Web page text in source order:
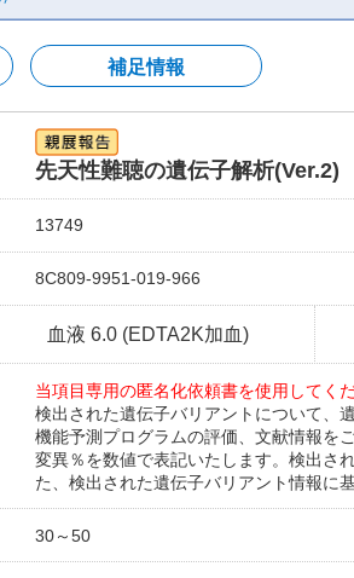
補足情報
先天性難聴の遺伝子解析(Ver.2)
13749
8C809-9951-019-966
血液 6.0 (EDTA2K加血)
当項目専用の匿名化依頼書を使用してくだ
検出された遺伝子バリアントについて、
機能予測プログラムの評価、文献情報を
変異％を数値で表記いたします。検出さ
た、検出された遺伝子バリアント情報に
30～50